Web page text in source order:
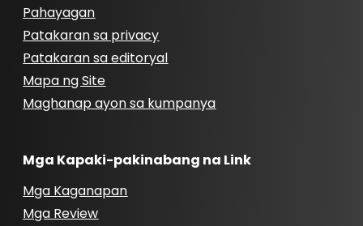
Pahayagan
Patakaran sa privacy
Patakaran sa editoryal
Mapa ng Site
Maghanap ayon sa kumpanya
Mga Kapaki-pakinabang na Link
Mga Kaganapan
Mga Review